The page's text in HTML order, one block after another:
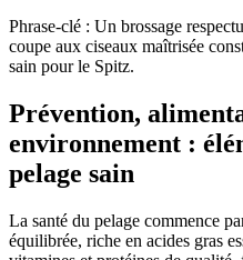
Phrase-clé : Un brossage
coupe aux ciseaux maîtrisée
sain pour le Spitz.
Prévention,
environnement :
pelage sain
La santé du pelage commence
équilibrée, riche en acides gras